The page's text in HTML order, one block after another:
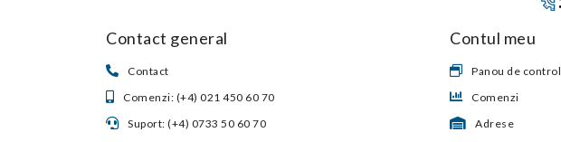
Contact general
Contact
Comenzi: (+4) 021 450 60 70
Suport: (+4) 0733 50 60 70
Contul meu
Panou de control
Comenzi
Adrese